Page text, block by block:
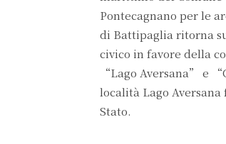
Pontecagnano per le
di Battipaglia ritorna
civico in favore della
“Lago Aversana” e
località Lago
Stato.